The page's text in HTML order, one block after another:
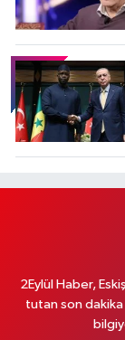
2Eylül Haber,
tutan son